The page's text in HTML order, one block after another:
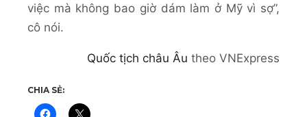
việc mà không bao giờ dám làm ở Mỹ vì sợ”,
cô nói.
Quốc tịch châu Âu theo VNExpress
CHIA SẺ: